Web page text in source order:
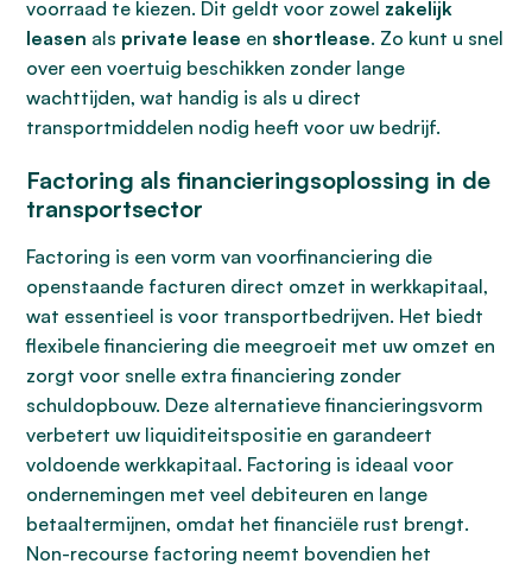
voorraad te kiezen. Dit geldt voor zowel zakelijk
leasen als private lease en shortlease. Zo kunt u snel
over een voertuig beschikken zonder lange
wachttijden, wat handig is als u direct
transportmiddelen nodig heeft voor uw bedrijf.
Factoring als financieringsoplossing in de
transportsector
Factoring is een vorm van voorfinanciering die
openstaande facturen direct omzet in werkkapitaal,
wat essentieel is voor transportbedrijven. Het biedt
flexibele financiering die meegroeit met uw omzet en
zorgt voor snelle extra financiering zonder
schuldopbouw. Deze alternatieve financieringsvorm
verbetert uw liquiditeitspositie en garandeert
voldoende werkkapitaal. Factoring is ideaal voor
ondernemingen met veel debiteuren en lange
betaaltermijnen, omdat het financiële rust brengt.
Non-recourse factoring neemt bovendien het